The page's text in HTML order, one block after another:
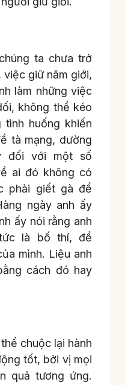
ta chưa trở
việc giữ năm giới,
làm những việc
không thể kéo
tình huống khiến
tà mạng, dường
đối với một số
ai đó không có
phải giết gà để
ngày anh ấy
ấy nói rằng anh
là bố thí, để
mình. Liệu anh
cách đó hay
chuộc lại hành
tốt, bởi vị mọi
quả tương ứng.